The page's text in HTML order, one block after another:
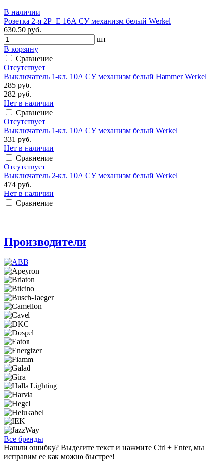
В наличии
Розетка 2-я 2P+E 16А СУ механизм белый Werkel
630.50 руб.
шт
В корзину
Сравнение
Отсутствует
Выключатель 1-кл. 10А СУ механизм белый Hammer Werkel
285 руб.
282 руб.
Нет в наличии
Сравнение
Отсутствует
Выключатель 1-кл. 10А СУ механизм белый Werkel
331 руб.
Нет в наличии
Сравнение
Отсутствует
Выключатель 2-кл. 10А СУ механизм белый Werkel
474 руб.
Нет в наличии
Сравнение
Производители
Все бренды
Нашли ошибку? Выделите текст и нажмите Ctrl + Enter, мы
исправим ее как можно быстрее!